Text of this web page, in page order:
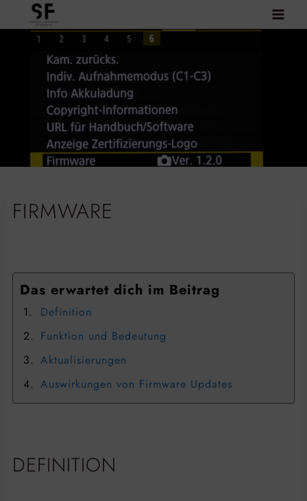
Inhalt
springen
FIRMWARE
Das erwartet dich im Beitrag
Definition
Funktion und Bedeutung
Aktualisierungen
Auswirkungen von Firmware Updates
DEFINITION